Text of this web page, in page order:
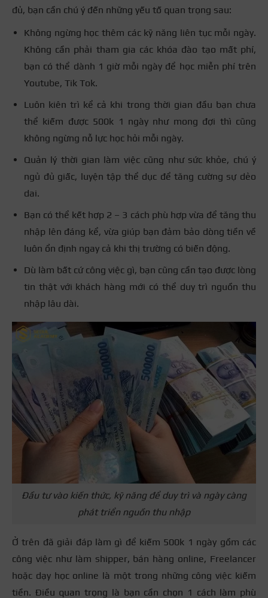
đủ, bạn cần chú ý đến những yếu tố quan trọng sau:
Không ngừng học thêm các kỹ năng liên tục mỗi ngày.
Không cần phải tham gia các khóa đào tạo mất phí,
bạn có thể dành 1 giờ mỗi ngày để học miễn phí trên
Youtube, Tik Tok.
Luôn kiên trì kể cả khi trong thời gian đầu bạn chưa
thể kiếm được 500k 1 ngày như mong đợi thì cũng
không ngừng nỗ lực học hỏi mỗi ngày.
Quản lý thời gian làm việc cũng như sức khỏe, chú ý
ngủ đủ giấc, luyện tập thể dục để tăng cường sự dẻo
dai.
Bạn có thể kết hợp 2 – 3 cách phù hợp vừa để tăng thu
nhập lên đáng kể, vừa giúp bạn đảm bảo dòng tiền về
luôn ổn định ngay cả khi thị trường có biến động.
Dù làm bất cứ công việc gì, bạn cũng cần tạo được lòng
tin thật với khách hàng mới có thể duy trì nguồn thu
nhập lâu dài.
Đầu tư vào kiến thức, kỹ năng để duy trì và ngày càng
phát triển nguồn thu nhập
Ở trên đã giải đáp làm gì để kiếm 500k 1 ngày gồm các
công việc như làm shipper, bán hàng online, Freelancer
hoặc dạy học online là một trong những công việc kiếm
tiền. Điều quan trọng là bạn cần chọn 1 cách làm phù